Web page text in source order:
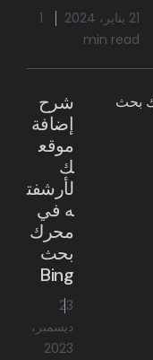
21 يناير، 2024
1
min read
شرح
إضافة
موقع
ك
لأرشفت
ه في
محرك
بحث
Bing
23
ديسمبر،
2023